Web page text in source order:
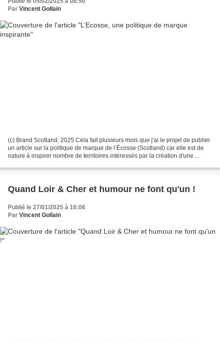
Par Vincent Gollain
(c) Brand Scotland, 2025 Cela fait plusieurs mois que j'ai le projet de publier
un article sur la politique de marque de l’Écosse (Scotland) car elle est de
nature à inspirer nombre de territoires intéressés par la création d'une
Quand Loir & Cher et humour ne font qu'un !
Publié le 27/01/2025 à 16:06
Par Vincent Gollain